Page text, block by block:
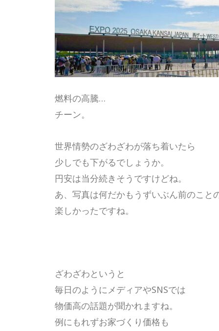
燃料の高騰…
チーン。
世界情勢のざわざわが落ち着いたら
少しでも下がるでしょうか。
円安は当分続きそうですけどね。
あ、写真は何だかもうずいぶん前のこと
楽しかったですね。
ざわざわというと
毎日のようにメディアやSNSでは
物価高の話題が聞かれますね。
例にもれずお家づくり価格も